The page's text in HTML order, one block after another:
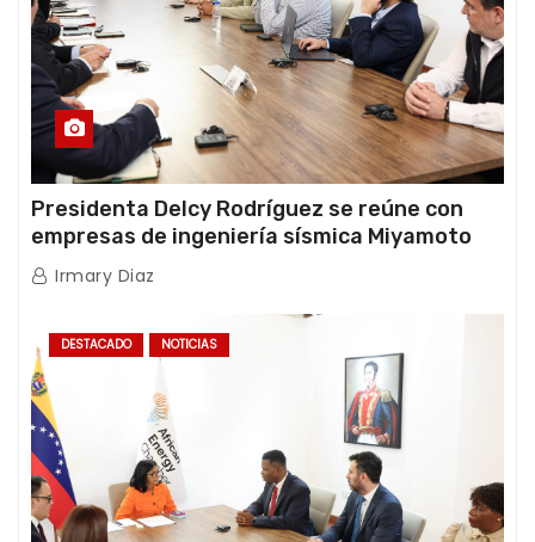
Presidenta Delcy Rodríguez se reúne con
empresas de ingeniería sísmica Miyamoto
International y TFI Solutions
Irmary Diaz
DESTACADO NOTICIAS